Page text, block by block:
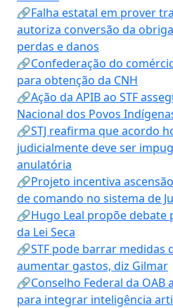
🔗Falha estatal em prover
autoriza conversão da
perdas e danos
🔗Confederação do
para obtenção da CNH
🔗Ação da APIB ao STF
Nacional dos Povos
🔗STJ reafirma que acordo
judicialmente deve ser
anulatória
🔗Projeto incentiva
de comando no sistema de
🔗Hugo Leal propõe debate
da Lei Seca
🔗STF pode barrar medidas
aumentar gastos, diz Gilmar
🔗Conselho Federal da OAB
para integrar inteligência